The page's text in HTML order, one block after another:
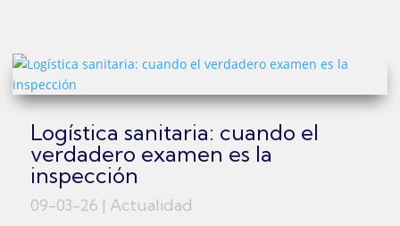
Logística sanitaria: cuando el
verdadero examen es la
inspección
09-03-26 | Actualidad